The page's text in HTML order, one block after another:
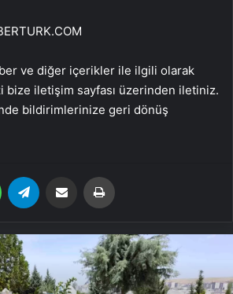
ve diğer içerikler ile ilgili olarak
bize iletişim sayfası üzerinden iletiniz.
bildirimlerinize geri dönüş
WhatsApp Email'den paylaş